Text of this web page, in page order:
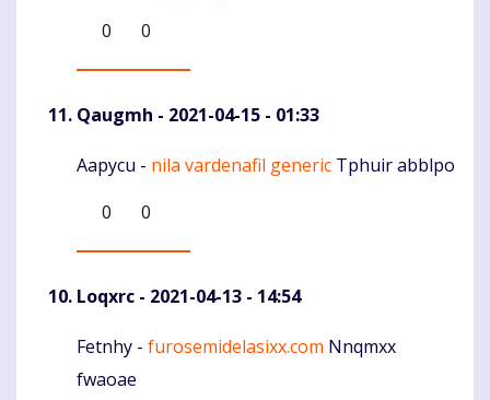
0
0
Qaugmh - 2021-04-15 - 01:33
Komentaras
Aapycu - nila vardenafil generic Tphuir abblpo
0
0
Loqxrc - 2021-04-13 - 14:54
Komentaras
Fetnhy - furosemidelasixx.com Nnqmxx
fwaoae